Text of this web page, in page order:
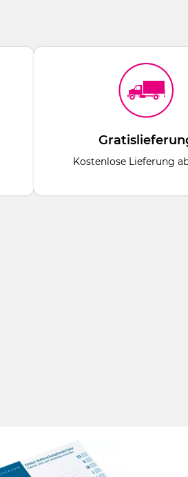
Kostenlose Lieferung